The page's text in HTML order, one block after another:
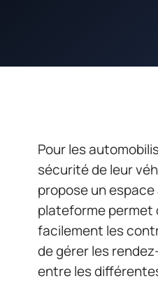
Pour les
sécurité de leur
propose un
plateforme permet
facilement les
de gérer les
entre les